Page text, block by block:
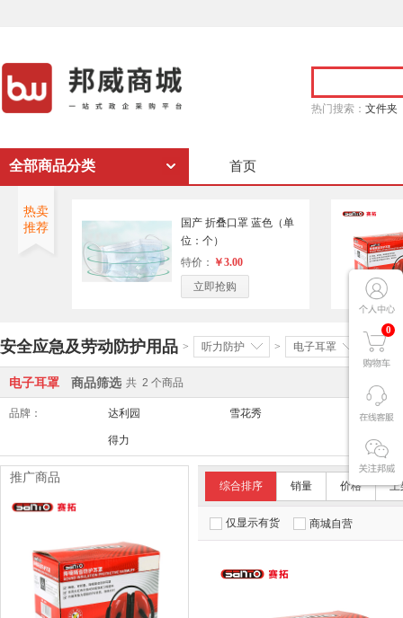
热门搜索： 文件夹
0
全部商品分类 首页
热卖
推荐
国产 折叠口罩 蓝色（单
位：个）
特价： ￥3.00
立即抢购
安全应急及劳动防护用品 > 听力防护 > 电子耳罩 >
电子耳罩 商品筛选 共 2 个商品
品牌： 达利园 雪花秀 舒适达/
得力
综合排序 销量 价格 上
仅显示有货 商城自营
推广商品